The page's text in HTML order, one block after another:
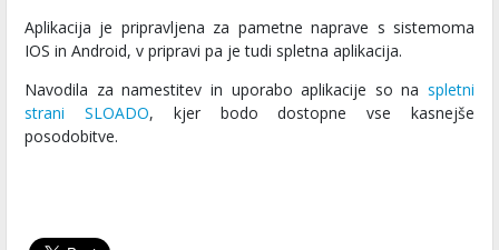
Aplikacija je pripravljena za pametne naprave s sistemoma
IOS in Android, v pripravi pa je tudi spletna aplikacija.
Navodila za namestitev in uporabo aplikacije so na spletni
strani SLOADO, kjer bodo dostopne vse kasnejše
posodobitve.